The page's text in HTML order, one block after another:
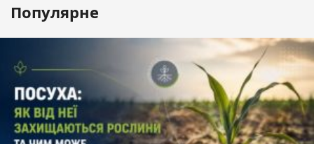
Популярне